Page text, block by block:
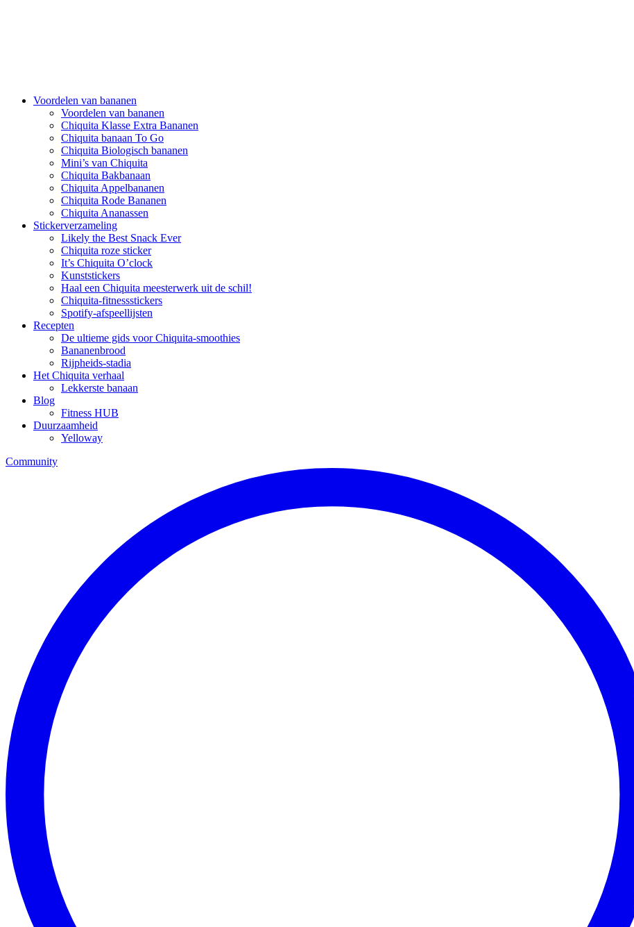
Voordelen van bananen
Voordelen van bananen
Chiquita Klasse Extra Bananen
Chiquita banaan To Go
Chiquita Biologisch bananen
Mini’s van Chiquita
Chiquita Bakbanaan
Chiquita Appelbananen
Chiquita Rode Bananen
Chiquita Ananassen
Stickerverzameling
Likely the Best Snack Ever
Chiquita roze sticker
It’s Chiquita O’clock
Kunststickers
Haal een Chiquita meesterwerk uit de schil!
Chiquita-fitnessstickers
Spotify-afspeellijsten
Recepten
De ultieme gids voor Chiquita-smoothies
Bananenbrood
Rijpheids-stadia
Het Chiquita verhaal
Lekkerste banaan
Blog
Fitness HUB
Duurzaamheid
Yelloway
Community